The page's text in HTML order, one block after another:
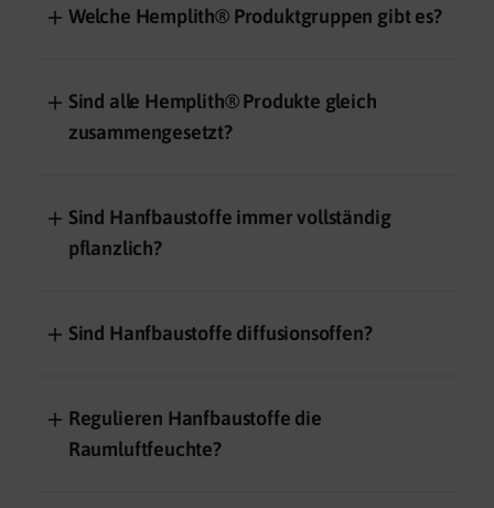
＋ Welche Hemplith® Produktgruppen gibt es?
＋ Sind alle Hemplith® Produkte gleich
zusammengesetzt?
＋ Sind Hanfbaustoffe immer vollständig
pflanzlich?
＋ Sind Hanfbaustoffe diffusionsoffen?
＋ Regulieren Hanfbaustoffe die
Raumluftfeuchte?